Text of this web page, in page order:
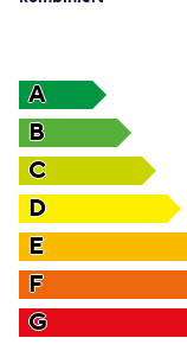
A
B
C
D
E
F
G